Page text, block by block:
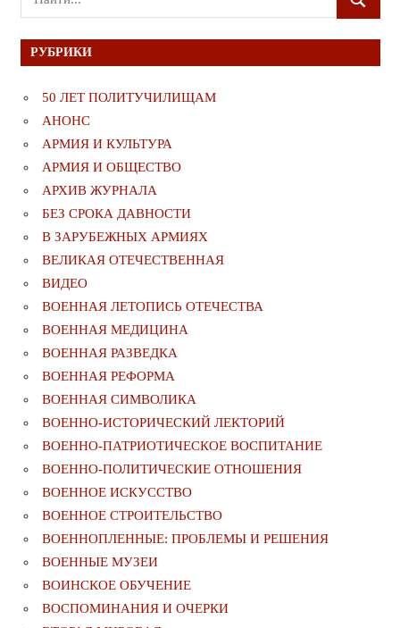
для:
ПОИСК
РУБРИКИ
50 ЛЕТ ПОЛИТУЧИЛИЩАМ
АНОНС
АРМИЯ И КУЛЬТУРА
АРМИЯ И ОБЩЕСТВО
АРХИВ ЖУРНАЛА
БЕЗ СРОКА ДАВНОСТИ
В ЗАРУБЕЖНЫХ АРМИЯХ
ВЕЛИКАЯ ОТЕЧЕСТВЕННАЯ
ВИДЕО
ВОЕННАЯ ЛЕТОПИСЬ ОТЕЧЕСТВА
ВОЕННАЯ МЕДИЦИНА
ВОЕННАЯ РАЗВЕДКА
ВОЕННАЯ РЕФОРМА
ВОЕННАЯ СИМВОЛИКА
ВОЕННО-ИСТОРИЧЕСКИЙ ЛЕКТОРИЙ
ВОЕННО-ПАТРИОТИЧЕСКОЕ ВОСПИТАНИЕ
ВОЕННО-ПОЛИТИЧЕСКИE ОТНОШЕНИЯ
ВОЕННОЕ ИСКУССТВО
ВОЕННОЕ СТРОИТЕЛЬСТВО
ВОЕННОПЛЕННЫЕ: ПРОБЛЕМЫ И РЕШЕНИЯ
ВОЕННЫЕ МУЗЕИ
ВОИНСКОЕ ОБУЧЕНИЕ
ВОСПОМИНАНИЯ И ОЧЕРКИ